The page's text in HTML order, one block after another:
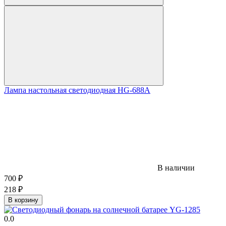
Лампа настольная светодиодная HG-688A
В наличии
700 ₽
218 ₽
В корзину
0.0